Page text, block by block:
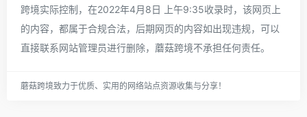
跨境实际控制，在2022年4月8日 上午9:35收录时，该网页上
的内容，都属于合规合法，后期网页的内容如出现违规，可以
直接联系网站管理员进行删除，蘑菇跨境不承担任何责任。
蘑菇跨境致力于优质、实用的网络站点资源收集与分享！